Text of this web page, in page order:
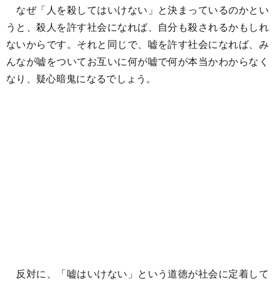
なぜ「人を殺してはいけない」と決まっているのかとい
うと、殺人を許す社会になれば、自分も殺されるかもしれ
ないからです。それと同じで、嘘を許す社会になれば、み
んなが嘘をついてお互いに何が嘘で何が本当かわからなく
なり、疑心暗鬼になるでしょう。
反対に、「嘘はいけない」という道徳が社会に定着して